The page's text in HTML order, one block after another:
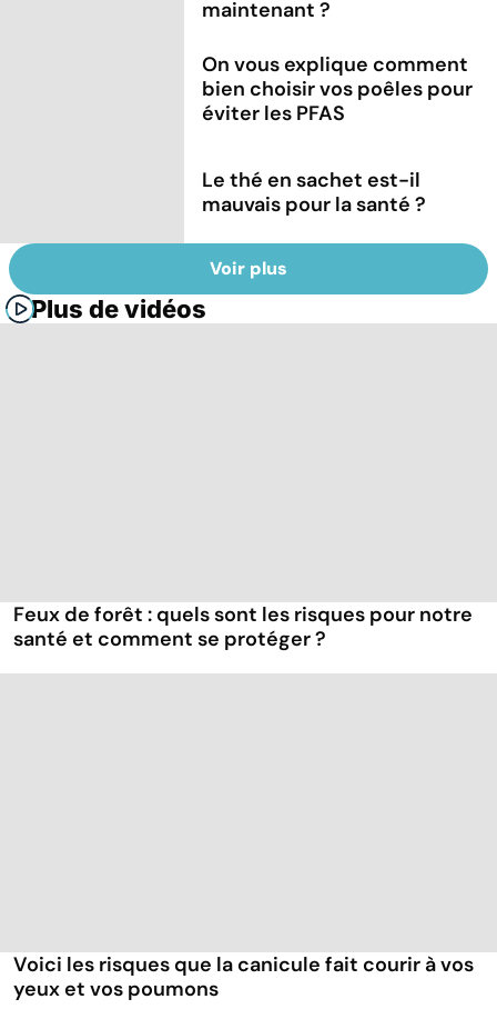
maintenant ?
On vous explique comment
bien choisir vos poêles pour
éviter les PFAS
Le thé en sachet est-il
mauvais pour la santé ?
Voir plus
Plus de vidéos
Feux de forêt : quels sont les risques pour notre
santé et comment se protéger ?
Voici les risques que la canicule fait courir à vos
yeux et vos poumons